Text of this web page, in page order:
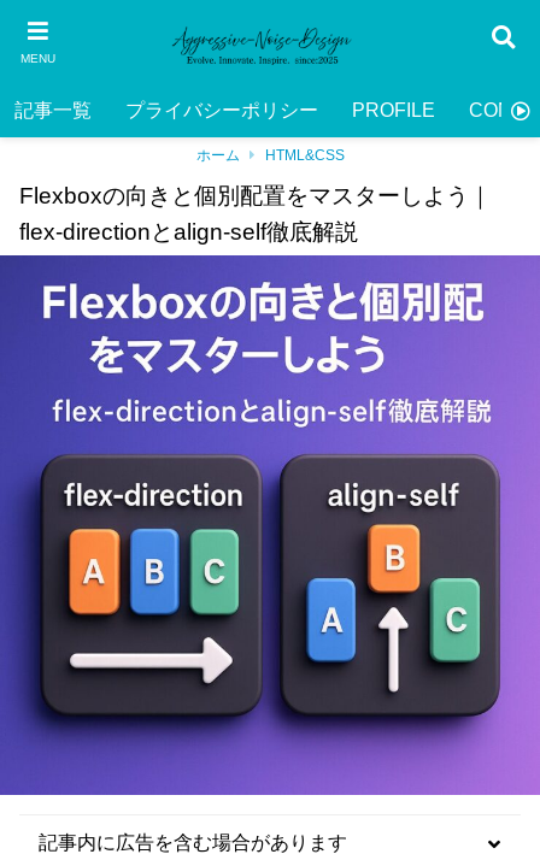
MENU
記事一覧 プライバシーポリシー PROFILE
ホーム HTML&CSS
Flexboxの向きと個別配置をマスターしよう｜
flex-directionとalign-self徹底解説
記事内に広告を含む場合があります